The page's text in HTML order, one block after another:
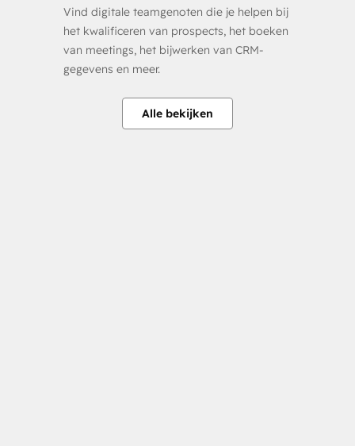
Vind digitale teamgenoten die je helpen bij
het kwalificeren van prospects, het boeken
van meetings, het bijwerken van CRM-
gegevens en meer.
Alle bekijken